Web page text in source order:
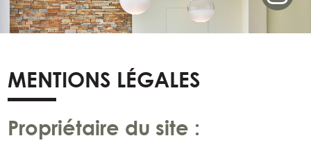
MENTIONS LÉGALES
Propriétaire du site :